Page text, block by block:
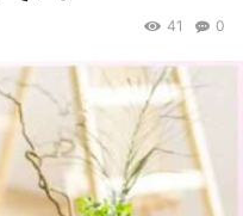
0
41